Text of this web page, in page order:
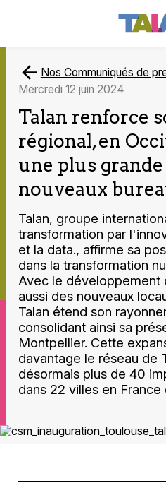
Nos Communiqués de
mercredi 12 juin 2024
Talan renforce
régional, en
une plus
nouveaux
Talan, groupe
transformation par
et la data., affirme sa
dans la transformation
Avec le développement
aussi des nouveaux
Talan étend son
consolidant ainsi sa
Montpellier. Cette
davantage le réseau de
désormais plus de 40
dans 22 villes en France